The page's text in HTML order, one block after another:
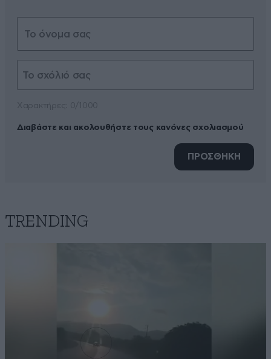
Διαβάστε και ακολουθήστε τους κανόνες σχολιασμού
ΠΡΟΣΘΗΚΗ
TRENDING